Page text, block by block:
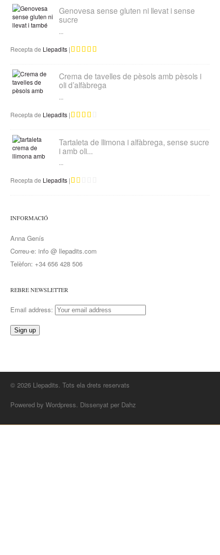
Genovesa sense gluten ni llevat i sense
sucre
...
Recepta de Llepadits |
Crema de tavelles de pèsols amb pèsols i
oli d’alfàbrega
...
Recepta de Llepadits |
Tartaleta de llimona i alfàbrega, sense sucre
i amb oli...
...
Recepta de Llepadits |
INFORMACIÓ
Anna Genís
Correu-e: info @ llepadits.com
Telèfon: +34 656 428 506
REBRE NEWSLETTER
Email address:
© 2026 Llepadits. Tots ela drets reservats
Powered by Wordpress. Dissenyat per Dahz